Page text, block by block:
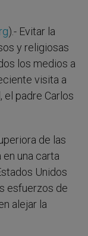
).- Evitar la
y religiosas
los medios a
visita a
el padre Carlos
de las
una carta
Unidos
esfuerzos de
alejar la